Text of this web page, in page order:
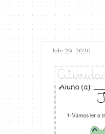
July 29, 2026